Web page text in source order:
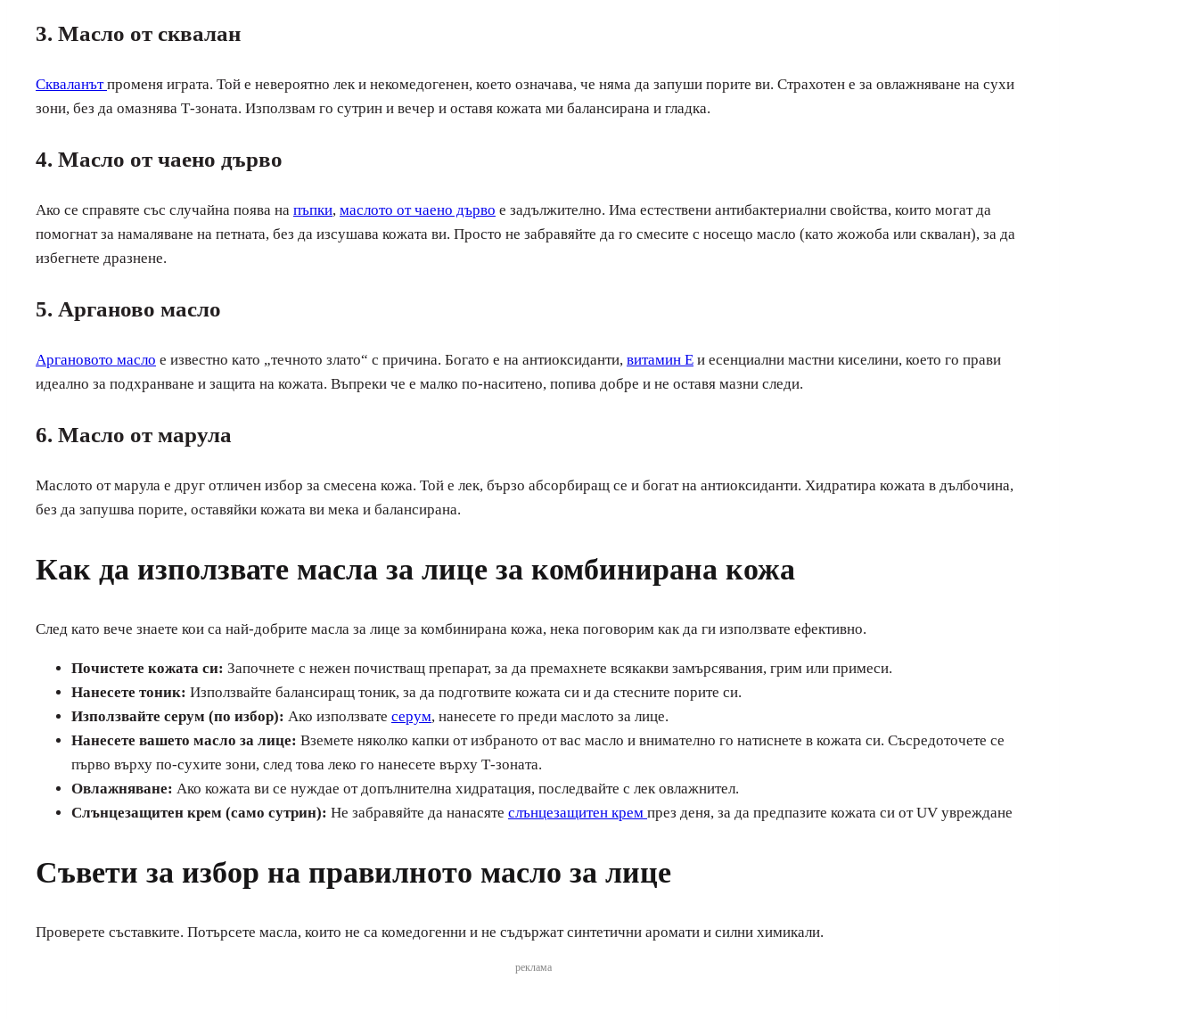
3. Масло от сквалан
Скваланътпроменя играта. Той е невероятно лек и некомедогенен, което означава, че няма да запуши порите ви. Страхотен е за овлажняване на сухи
зони, без да омазнява Т-зоната. Използвам го сутрин и вечер и оставя кожата ми балансирана и гладка.
4. Масло от чаено дърво
Ако се справяте със случайна поява на пъпки, маслото от чаено дърво е задължително. Има естествени антибактериални свойства, които могат да
помогнат за намаляване на петната, без да изсушава кожата ви. Просто не забравяйте да го смесите с носещо масло (като жожоба или сквалан), за да
избегнете дразнене.
5. Арганово масло
Аргановото масло е известно като „течното злато“ с причина. Богато е на антиоксиданти, витамин Е и есенциални мастни киселини, което го прави
идеално за подхранване и защита на кожата. Въпреки че е малко по-наситено, попива добре и не оставя мазни следи.
6. Масло от марула
Маслото от марула е друг отличен избор за смесена кожа. Той е лек, бързо абсорбиращ се и богат на антиоксиданти. Хидратира кожата в дълбочина,
без да запушва порите, оставяйки кожата ви мека и балансирана.
Как да използвате масла за лице за комбинирана кожа
След като вече знаете кои са най-добрите масла за лице за комбинирана кожа, нека поговорим как да ги използвате ефективно.
Почистете кожата си: Започнете с нежен почистващ препарат, за да премахнете всякакви замърсявания, грим или примеси.
Нанесете тоник: Използвайте балансиращ тоник, за да подготвите кожата си и да стесните порите си.
Използвайте серум (по избор): Ако използвате серум, нанесете го преди маслото за лице.
Нанесете вашето масло за лице: Вземете няколко капки от избраното от вас масло и внимателно го натиснете в кожата си. Съсредоточете се
първо върху по-сухите зони, след това леко го нанесете върху Т-зоната.
Овлажняване: Ако кожата ви се нуждае от допълнителна хидратация, последвайте с лек овлажнител.
Слънцезащитен крем (само сутрин): Не забравяйте да нанасяте слънцезащитен крем през деня, за да предпазите кожата си от UV увреждане
Съвети за избор на правилното масло за лице
Проверете съставките. Потърсете масла, които не са комедогенни и не съдържат синтетични аромати и силни химикали.
реклама